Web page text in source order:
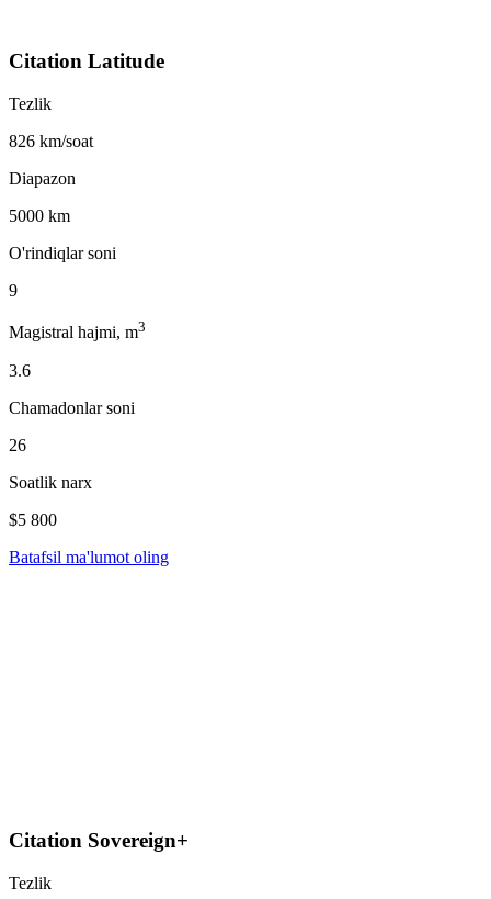
Citation Latitude
Tezlik
826 km/soat
Diapazon
5000 km
O'rindiqlar soni
9
Magistral hajmi, m3
3.6
Chamadonlar soni
26
Soatlik narx
$5 800
Batafsil ma'lumot oling
Citation Sovereign+
Tezlik